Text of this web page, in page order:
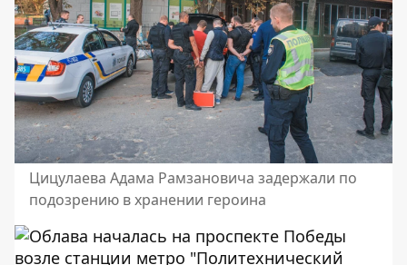
Цицулаева Адама Рамзановича задержали по
подозрению в хранении героина